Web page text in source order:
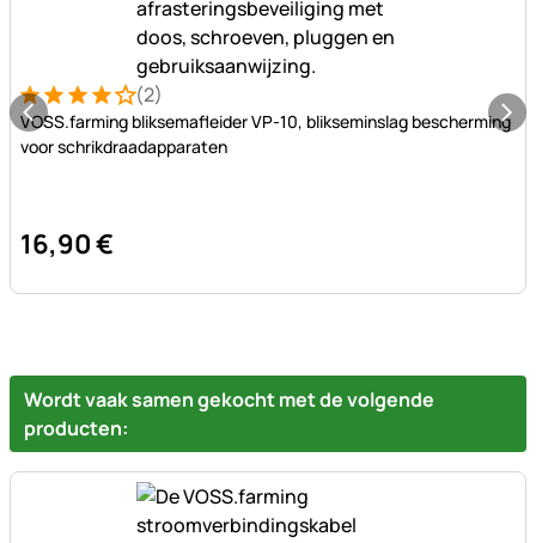
Beoordeling: 4 van 5 (2 beoordelingen)
2 Bewertungen
(2)
VOSS.farming bliksemafleider VP-10, blikseminslag bescherming
voor schrikdraadapparaten
16,90€
Wordt vaak samen gekocht met de volgende
producten: